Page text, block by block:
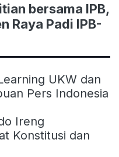
bersama IPB,
Raya Padi IPB-
UKW dan
Pers Indonesia
Ireng
Konstitusi dan